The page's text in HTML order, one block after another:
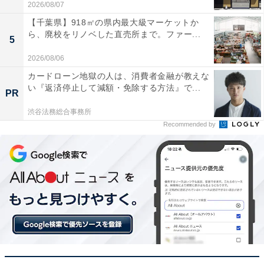
楽天トラベルでは、毎月5日・10日・15日・20日・25
日・30日に特別キャンペーンを実施。対象日にエントリ
ー＆予約をすると、宿泊料金が特別価格になるほか、ポ
イント還元率もアップします。
さらに、キャンペーン対象施設の中には、期間限定のス
ペシャルプランや豪華特典が付く場合もあります。旅行
をお得に楽しみたい方は、ぜひこの機会を活用しましょ
う。
＞楽天トラベルでキャンペーンを見る
※掲載されている情報は記事公開時のものです。あらか
じめご了承ください。また、記事中の宿泊プランを予約
すると、売上の一部がオールアバウトに還元されること
2026/08/07
5
【千葉県】918㎡の県内最大級マーケットか
ら、廃校をリノベした直売所まで。ファー...
2026/08/06
PR
カードローン地獄の人は、消費者金融が教えな
い『返済停止して減額・免除する方法』で...
渋谷法務総合事務所
Recommended by